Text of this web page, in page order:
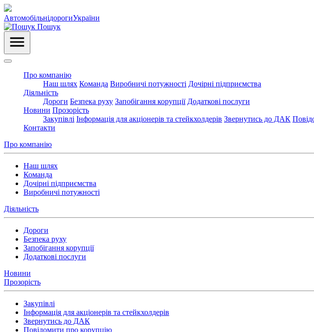
АвтомобільнідорогиУкраїни
Пошук
Про компанію
Наш шлях Команда Виробничі потужності Дочірні підприємства
Діяльність
Дороги Безпека руху Запобігання корупції Додаткові послуги
Новини Прозорість
Закупівлі Інформація для акціонерів та стейкхолдерів Звернутись до ДАК
Контакти
Про компанію
Наш шлях
Команда
Дочірні підприємства
Виробничі потужності
Діяльність
Дороги
Безпека руху
Запобігання корупції
Додаткові послуги
Новини
Прозорість
Закупівлі
Інформація для акціонерів та стейкхолдерів
Звернутись до ДАК
Повідомити про корупцію